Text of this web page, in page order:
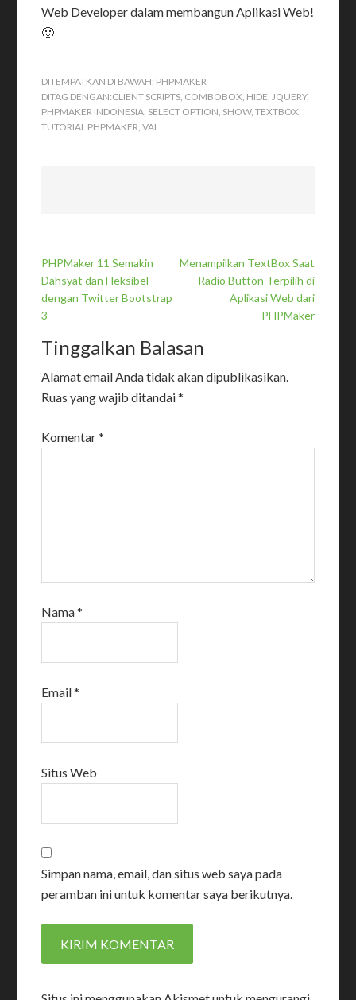
Web Developer dalam membangun Aplikasi Web!
🙂
DITEMPATKAN DI BAWAH: PHPMAKER
DITAG DENGAN:CLIENT SCRIPTS, COMBOBOX, HIDE,JQUERY,
PHPMAKER INDONESIA, SELECT OPTION, SHOW,TEXTBOX,
TUTORIAL PHPMAKER,VAL
PHPMaker 11 Semakin
Dahsyat dan Fleksibel
dengan Twitter Bootstrap
3
Menampilkan TextBox Saat
Radio Button Terpilih di
Aplikasi Web dari
PHPMaker
Tinggalkan Balasan
Alamat email Anda tidak akan dipublikasikan.
Ruas yang wajib ditandai*
Komentar*
Nama*
Email*
Situs Web
Simpan nama, email, dan situs web saya pada
peramban ini untuk komentar saya berikutnya.